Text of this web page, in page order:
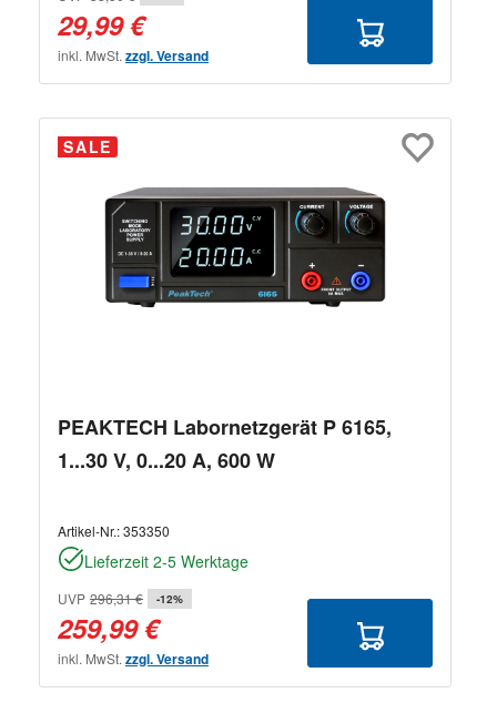
29,99 €
inkl. MwSt. zzgl. Versand
SALE
PEAKTECH Labornetzgerät P 6165,
1...30 V, 0...20 A, 600 W
Artikel-Nr.:353350
Lieferzeit 2-5 Werktage
UVP 296,31 € -12%
259,99 €
inkl. MwSt. zzgl. Versand